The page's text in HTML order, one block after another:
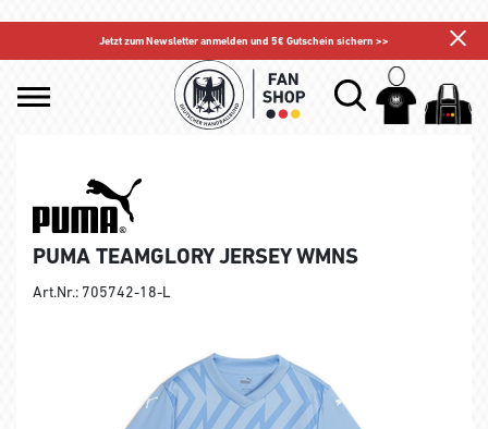
Jetzt zum Newsletter anmelden und 5€ Gutschein sichern >>
PUMA TEAMGLORY JERSEY WMNS
Art.Nr.: 705742-18-L